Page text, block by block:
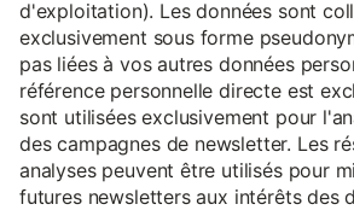
d'exploitation). Les données sont
exclusivement sous forme
pas liées à vos autres données
référence personnelle directe est
sont utilisées exclusivement pour
des campagnes de newsletter. Les
analyses peuvent être utilisés pour
futures newsletters aux intérêts des